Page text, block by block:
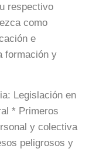
respectivo
como
e
formación y
Legislación en
* Primeros
y colectiva
peligrosos y